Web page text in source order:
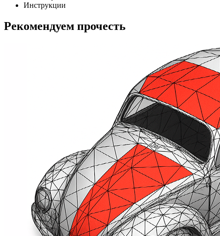
Инструкции
Рекомендуем прочесть